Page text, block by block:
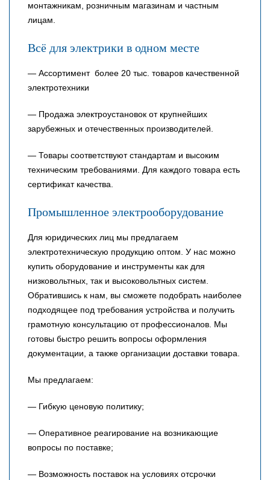
монтажникам, розничным магазинам и частным
лицам.
Всё для электрики в одном месте
— Ассортимент более 20 тыс. товаров качественной
электротехники
— Продажа электроустановок от крупнейших
зарубежных и отечественных производителей.
— Товары соответствуют стандартам и высоким
техническим требованиями. Для каждого товара есть
сертификат качества.
Промышленное электрооборудование
Для юридических лиц мы предлагаем
электротехническую продукцию оптом. У нас можно
купить оборудование и инструменты как для
низковольтных, так и высоковольтных систем.
Обратившись к нам, вы сможете подобрать наиболее
подходящее под требования устройства и получить
грамотную консультацию от профессионалов. Мы
готовы быстро решить вопросы оформления
документации, а также организации доставки товара.
Мы предлагаем:
— Гибкую ценовую политику;
— Оперативное реагирование на возникающие
вопросы по поставке;
— Возможность поставок на условиях отсрочки